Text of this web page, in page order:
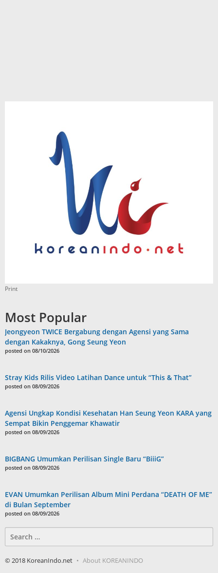
Print
Most Popular
Jeongyeon TWICE Bergabung dengan Agensi yang Sama
dengan Kakaknya, Gong Seung Yeon
posted on 08/10/2026
Stray Kids Rilis Video Latihan Dance untuk “This & That”
posted on 08/09/2026
Agensi Ungkap Kondisi Kesehatan Han Seung Yeon KARA yang
Sempat Bikin Penggemar Khawatir
posted on 08/09/2026
BIGBANG Umumkan Perilisan Single Baru “BiiiG”
posted on 08/09/2026
EVAN Umumkan Perilisan Album Mini Perdana “DEATH OF ME”
di Bulan September
posted on 08/09/2026
for:
© 2018 KoreanIndo.net About KOREANINDO